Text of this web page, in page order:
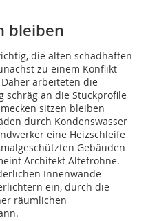
bleiben
die alten schadhaften
zu einem Konflikt
arbeiteten die
schräg an die Stuckprofile
sitzen bleiben
durch Kondenswasser
eine Heizschleife
Gebäuden
Architekt Altefrohne.
Innenwände
ein, durch die
räumlichen